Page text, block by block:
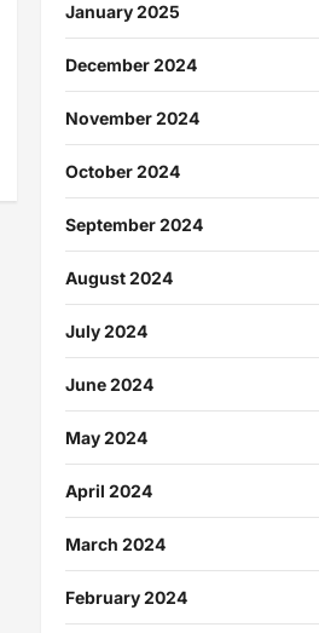
January 2025
December 2024
November 2024
October 2024
September 2024
August 2024
July 2024
June 2024
May 2024
April 2024
March 2024
February 2024